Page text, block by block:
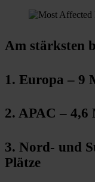
Am stärksten
1. Europa – 9
2. APAC – 4,6
3. Nord- und
Plätze